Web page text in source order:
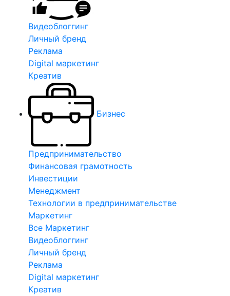
Видеоблоггинг
Личный бренд
Реклама
Digital маркетинг
Креатив
Бизнес
Предпринимательство
Финансовая грамотность
Инвестиции
Менеджмент
Технологии в предпринимательстве
Маркетинг
Все Маркетинг
Видеоблоггинг
Личный бренд
Реклама
Digital маркетинг
Креатив